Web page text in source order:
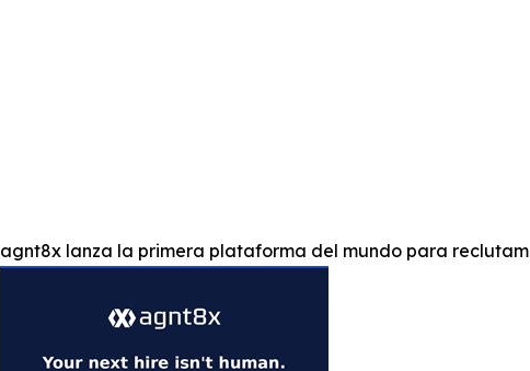
agnt8x lanza la primera plataforma del mundo para